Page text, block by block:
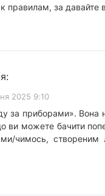
правилам, за
2025 9:10
за приборами». Вона
ви можете бачити
чимось,